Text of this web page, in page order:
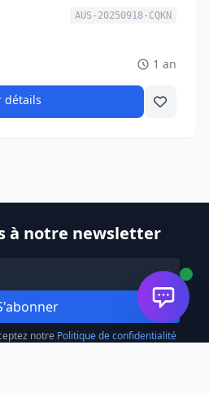
AUS-20250918-CQKN
1 an
détails
à notre newsletter
notre Politique de confidentialité